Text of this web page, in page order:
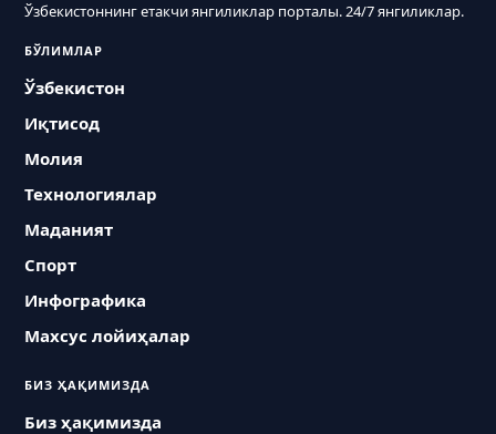
Ўзбекистоннинг етакчи янгиликлар порталы. 24/7 янгиликлар.
БЎЛИМЛАР
Ўзбекистон
Иқтисод
Молия
Технологиялар
Маданият
Спорт
Инфографика
Махсус лойиҳалар
БИЗ ҲАҚИМИЗДА
Биз ҳақимизда